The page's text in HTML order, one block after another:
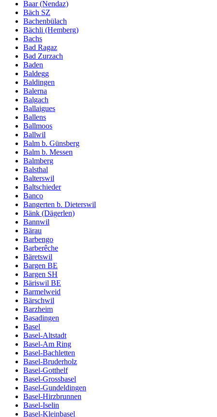
Baar (Nendaz)
Bäch SZ
Bachenbülach
Bächli (Hemberg)
Bachs
Bad Ragaz
Bad Zurzach
Baden
Baldegg
Baldingen
Balerna
Balgach
Ballaigues
Ballens
Ballmoos
Ballwil
Balm b. Günsberg
Balm b. Messen
Balmberg
Balsthal
Balterswil
Baltschieder
Banco
Bangerten b. Dieterswil
Bänk (Dägerlen)
Bannwil
Bärau
Barbengo
Barberêche
Bäretswil
Bargen BE
Bargen SH
Bäriswil BE
Barmelweid
Bärschwil
Barzheim
Basadingen
Basel
Basel-Altstadt
Basel-Am Ring
Basel-Bachletten
Basel-Bruderholz
Basel-Gotthelf
Basel-Grossbasel
Basel-Gundeldingen
Basel-Hirzbrunnen
Basel-Iselin
Basel-Kleinbasel